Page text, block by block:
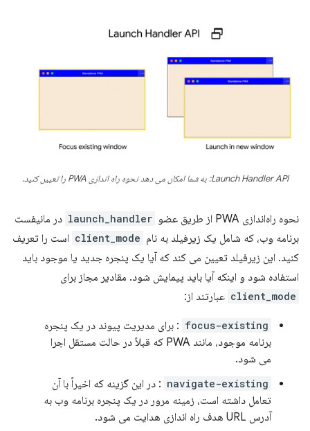
Launch Handler API: به شما امکان می دهد نحوه راه اندازی PWA را تعیین کنید.
نحوه راه‌اندازی PWA از طریق عضو launch_handler در مانیفست
برنامه وب، که شامل یک زیرفیلد به نام client_mode است را تعریف
کنید. این زیرفیلد تعیین می کند که آیا یک پنجره جدید یا موجود باید
استفاده شود و اینکه آیا باید پیمایش شود. مقادیر مجاز برای
client_mode عبارتند از:
focus-existing : برای مدیریت پیوند در یک پنجره
برنامه موجود، مانند PWA که قبلاً در حالت مستقل اجرا
می شود.
navigate-existing : در این گزینه که اخیراً با آن
تعامل داشته است، زمینه مرور در یک پنجره برنامه وب به
آدرس URL هدف راه اندازی هدایت می شود.